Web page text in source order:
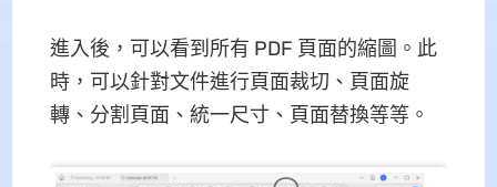
進入後，可以看到所有 PDF 頁面的縮圖。此
時，可以針對文件進行頁面裁切、頁面旋
轉、分割頁面、統一尺寸、頁面替換等等。